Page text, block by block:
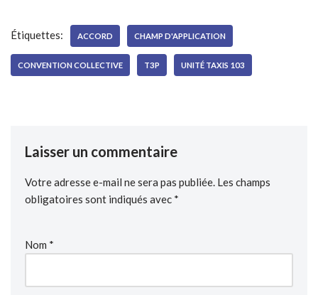
Étiquettes: ACCORD CHAMP D'APPLICATION
CONVENTION COLLECTIVE T3P UNITÉ TAXIS 103
Laisser un commentaire
Votre adresse e-mail ne sera pas publiée. Les champs
obligatoires sont indiqués avec *
Nom *